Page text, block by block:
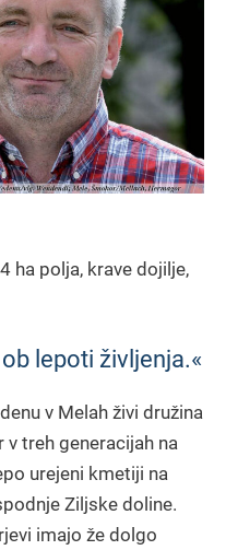
ha polja, krave dojilje,
lepoti življenja.«
v Melah živi družina
v treh generacijah na
urejeni kmetiji na
Ziljske doline.
imajo že dolgo